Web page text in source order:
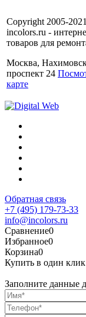
Copyright 2005-
incolors.ru -
товаров для
Москва,
проспект 24
карте
Обратная связь
+7 (495) 179-73-33
info@incolors.ru
Сравнение0
Избранное0
Корзина0
Купить в один клик
Заполните данные